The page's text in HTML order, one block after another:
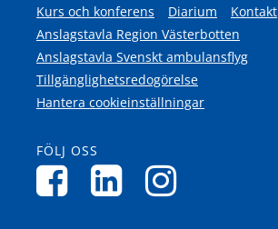
Kurs och konferens
Diarium
Kontakt
Anslagstavla Region Västerbotten
Anslagstavla Svenskt ambulansflyg
Tillgänglighetsredogörelse
Hantera cookieinställningar
FÖLJ OSS